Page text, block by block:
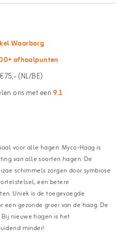
Waarborg
afhaalpunten
(NL/BE)
ons met een9.1
voor alle hagen. Myco-Haag is
van alle soorten hagen. De
schimmels zorgen door symbiose
een betere
Uniek is de toegevoegde
gezonde groei van de haag. De
nieuwe hagen is het
minder!